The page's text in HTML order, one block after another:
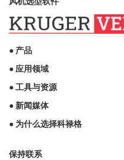
● 产品
● 应用领域
● 工具与资源
● 新闻媒体
● 为什么选择科禄格
保持联系